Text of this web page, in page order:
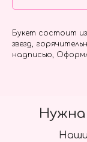
Букет состоит
звезд,
надписью,